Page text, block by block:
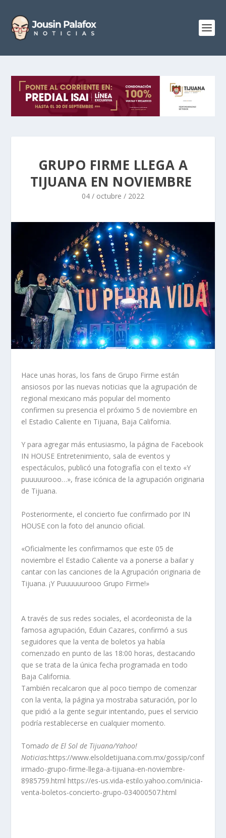
GRUPO FIRME LLEGA A
TIJUANA EN NOVIEMBRE
04 / octubre / 2022
Hace unas horas, los fans de Grupo Firme están
ansiosos por las nuevas noticias que la agrupación de
regional mexicano más popular del momento
confirmen su presencia el próximo 5 de noviembre en
el Estadio Caliente en Tijuana, Baja California.
Y para agregar más entusiasmo, la página de Facebook
IN HOUSE Entretenimiento, sala de eventos y
espectáculos, publicó una fotografía con el texto «Y
puuuuurooo…», frase icónica de la agrupación originaria
de Tijuana.
Posteriormente, el concierto fue confirmado por IN
HOUSE con la foto del anuncio oficial.
«Oficialmente les confirmamos que este 05 de
noviembre el Estadio Caliente va a ponerse a bailar y
cantar con las canciones de la Agrupación originaria de
Tijuana. ¡Y Puuuuuurooo Grupo Firme!»
A través de sus redes sociales, el acordeonista de la
famosa agrupación, Eduin Cazares, confirmó a sus
seguidores que la venta de boletos ya había
comenzado en punto de las 18:00 horas, destacando
que se trata de la única fecha programada en todo
Baja California.
También recalcaron que al poco tiempo de comenzar
con la venta, la página ya mostraba saturación, por lo
que pidió a la gente seguir intentando, pues el servicio
podría restablecerse en cualquier momento.
Tomado de El Sol de Tijuana/Yahoo!
Noticias:https://www.elsoldetijuana.com.mx/gossip/conf
irmado-grupo-firme-llega-a-tijuana-en-noviembre-
8985759.html https://es-us.vida-estilo.yahoo.com/inicia-
venta-boletos-concierto-grupo-034000507.html